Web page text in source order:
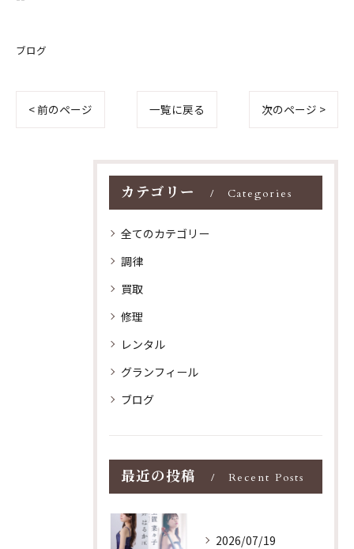
ブログ
< 前のページ 一覧に戻る 次のページ >
カテゴリー Categories
全てのカテゴリー
調律
買取
修理
レンタル
グランフィール
ブログ
最近の投稿 Recent Posts
2026/07/19